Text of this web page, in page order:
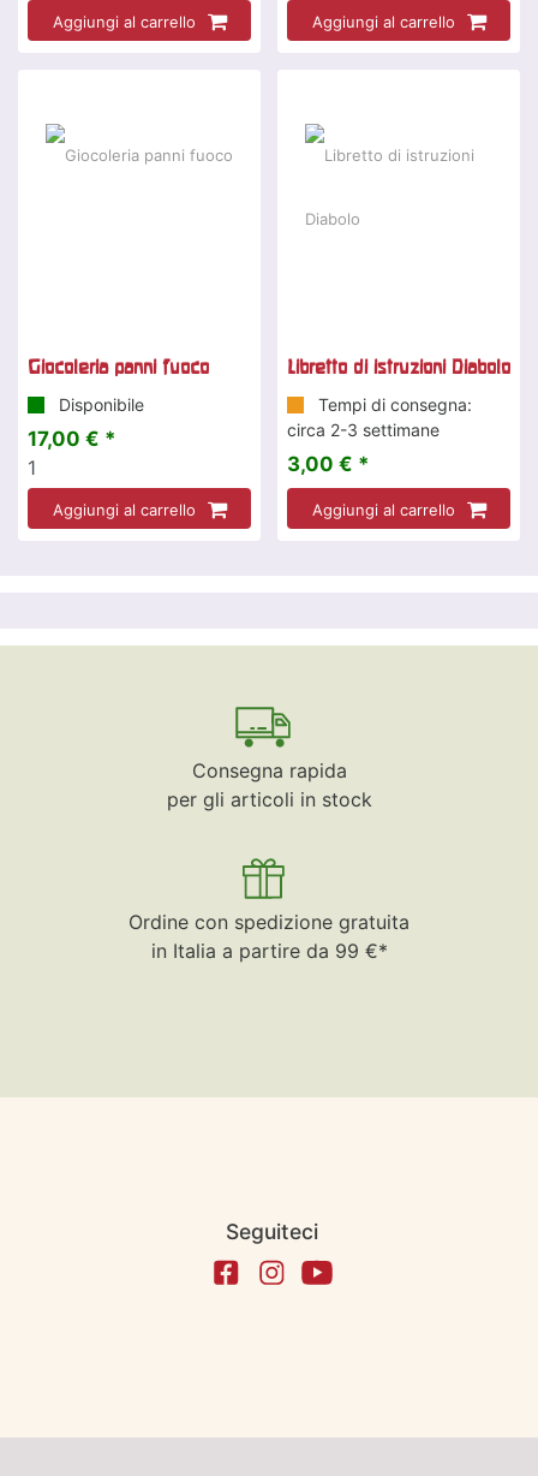
Aggiungi al carrello Aggiungi al carrello
Giocoleria panni fuoco
Disponibile
17,00 € *
1
Aggiungi al carrello
Libretto di istruzioni Diabolo
Tempi di consegna:
circa 2-3 settimane
3,00 € *
Aggiungi al carrello
Consegna rapida
per gli articoli in stock
Ordine con spedizione gratuita
in Italia a partire da 99 €*
Seguiteci